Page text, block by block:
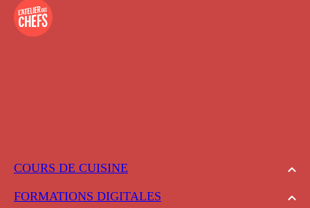
COURS DE CUISINE
FORMATIONS DIGITALES